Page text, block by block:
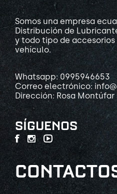
Somos una empresa
Distribución de
y todo tipo de
vehículo.
Whatsapp: 0995946653
Correo electrónico:
Dirección: Rosa Montúfar
SÍGUENOS